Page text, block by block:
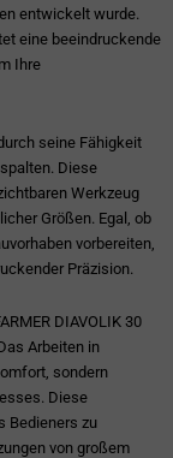
entwickelt wurde.
eine beeindruckende
Ihre
seine Fähigkeit
Diese
Werkzeug
Größen. Egal, ob
vorbereiten,
Präzision.
DIAVOLIK 30
Arbeiten in
sondern
Diese
Bedieners zu
von großem